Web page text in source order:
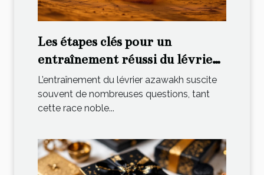
Les étapes clés pour un
entraînement réussi du lévrier
azawakh
L’entraînement du lévrier azawakh suscite
souvent de nombreuses questions, tant
cette race noble...